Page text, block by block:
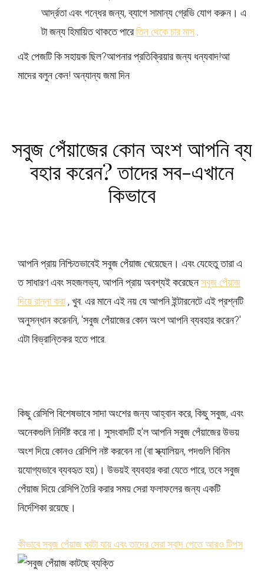
আর্দ্রতা এবং গন্ধের জন্য, ব্যাগে সামান্য গ্রেভি যোগ করুন। এ
টা জন্য হিমায়িত থাকতে পারেতিন থেকে চার মাস
এই পেজটি কি সহায়ক ছিল?আপনার প্রতিক্রিয়ার জন্য ধন্যবাদ!আ
মাদের বলুন কেন! অন্যান্য জমা দিন
সবুজ পেঁয়াজের কোন অংশ আপনি ব্য
বহার করেন? তাদের সব-এখানে
কিভাবে
আপনি প্রায় নিশ্চিতভাবেই সবুজ পেঁয়াজ খেয়েছেন। এবং যেহেতু তারা এ
ত সাধারণ এবং সহজলভ্য, আপনি প্রায় অবশ্যই করেছেনসবুজ পেঁয়াজ
দিয়ে রান্না করা, খুব. এর মানে এই নয় যে আপনি ইন্টারনেটে এই প্রশ্নটি
অনুসন্ধান করেননি, 'সবুজ পেঁয়াজের কোন অংশ আপনি ব্যবহার করেন?'
এটা বিভ্রান্তিকর হতে পারে.
কিছু রেসিপি বিশেষভাবে সাদা অংশের জন্য আহ্বান করে, কিছু সবুজ, এবং
অনেকগুলি নির্দিষ্ট করে না। সুসংবাদটি হ'ল আপনি সবুজ পেঁয়াজের উভয়
অংশ দিয়ে কোনও রেসিপি নষ্ট করবেন না (বা স্ক্যালিয়ন, পদগুলি বিনিম
য়যোগ্যভাবে ব্যবহৃত হয়)। উভয়ই ব্যবহার করা যেতে পারে, তবে সবুজ
পেঁয়াজ দিয়ে রেসিপি তৈরি করার সময় সেরা ফলাফলের জন্য একটি
নির্দেশিকা রয়েছে।
কীভাবে সবুজ পেঁয়াজ কাটা যায় এবং তাদের সেরা স্বাদ পেতে আরও টিপস